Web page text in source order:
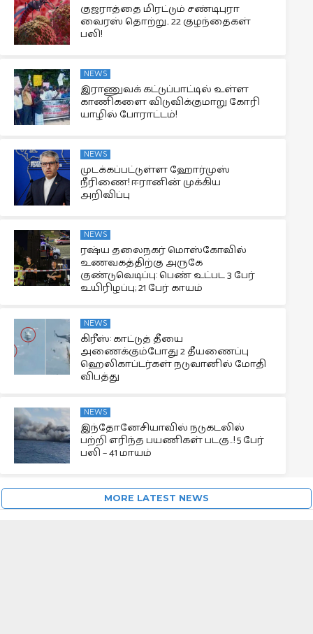
குஜராத்தை மிரட்டும் சண்டிபுரா
வைரஸ் தொற்று.. 22 குழந்தைகள்
பலி!
NEWS
இராணுவக் கட்டுப்பாட்டில் உள்ள
காணிகளை விடுவிக்குமாறு கோரி
யாழில் போராட்டம்!
NEWS
முடக்கப்பட்டுள்ள ஹோர்முஸ்
நீரிணை! ஈரானின் முக்கிய
அறிவிப்பு
NEWS
ரஷ்ய தலைநகர் மொஸ்கோவில்
உணவகத்திற்கு அருகே
குண்டுவெடிப்பு: பெண் உட்பட 3 பேர்
உயிரிழப்பு; 21 பேர் காயம்
NEWS
கிரீஸ்: காட்டுத் தீயை
அணைக்கும்போது 2 தீயணைப்பு
ஹெலிகாப்டர்கள் நடுவானில் மோதி
விபத்து
NEWS
இந்தோனேசியாவில் நடுகடலில்
பற்றி எரிந்த பயணிகள் படகு…! 5 பேர்
பலி – 41 மாயம்
MORE LATEST NEWS